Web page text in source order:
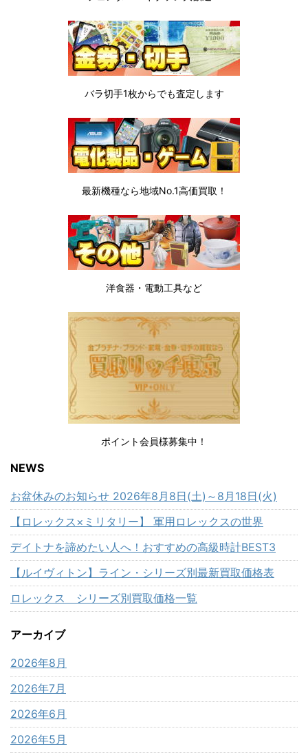
バラ切手1枚からでも査定します
最新機種なら地域No.1高価買取！
洋食器・電動工具など
ポイント会員様募集中！
NEWS
お盆休みのお知らせ 2026年8月8日(土)～8月18日(火)
【ロレックス×ミリタリー】 軍用ロレックスの世界
デイトナを諦めたい人へ！おすすめの高級時計BEST3
【ルイヴィトン】ライン・シリーズ別最新買取価格表
ロレックス シリーズ別買取価格一覧
アーカイブ
2026年8月
2026年7月
2026年6月
2026年5月